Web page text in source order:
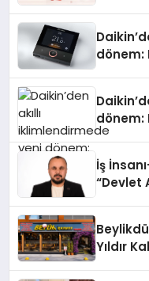
dönem:
dönem:
İş
“Devlet
Yıldır